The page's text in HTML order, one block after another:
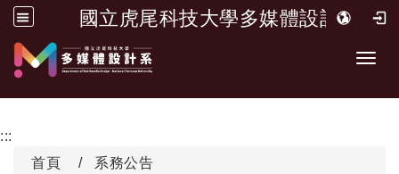
國立虎尾科技大學多媒體設計系
跳到主要內容
:::
首頁
系務公告